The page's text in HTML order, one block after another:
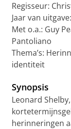
Regisseur:
Jaar van
Met o.a.: Guy
Pantoliano
Thema’s:
identiteit
Synopsis
Leonard
herinneringen